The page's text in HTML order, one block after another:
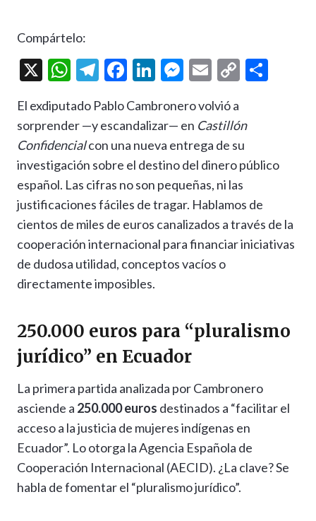
Compártelo:
X
W
at
s
A
p
p
T
e
gr
a
m
F
e
b
o
o
k
Li
ke
dI
n
M
se
n
g
er
E
ai
l
C
p
y
Li
n
k
ar
El exdiputado Pablo Cambronero volvió a
sorprender —y escandalizar— en Castillón
Confidencialcon una nueva entrega de su
investigación sobre el destino del dinero público
español. Las cifras no son pequeñas, ni las
justificaciones fáciles de tragar. Hablamos de
cientos de miles de euros canalizados a través de la
cooperación internacional para financiar iniciativas
de dudosa utilidad, conceptos vacíos o
directamente imposibles.
250.000 euros para “pluralismo
jurídico” en Ecuador
La primera partida analizada por Cambronero
asciende a 250.000 euros destinados a “facilitar el
acceso a la justicia de mujeres indígenas en
Ecuador”. Lo otorga la Agencia Española de
Cooperación Internacional (AECID). ¿La clave? Se
habla de fomentar el “pluralismo jurídico”.